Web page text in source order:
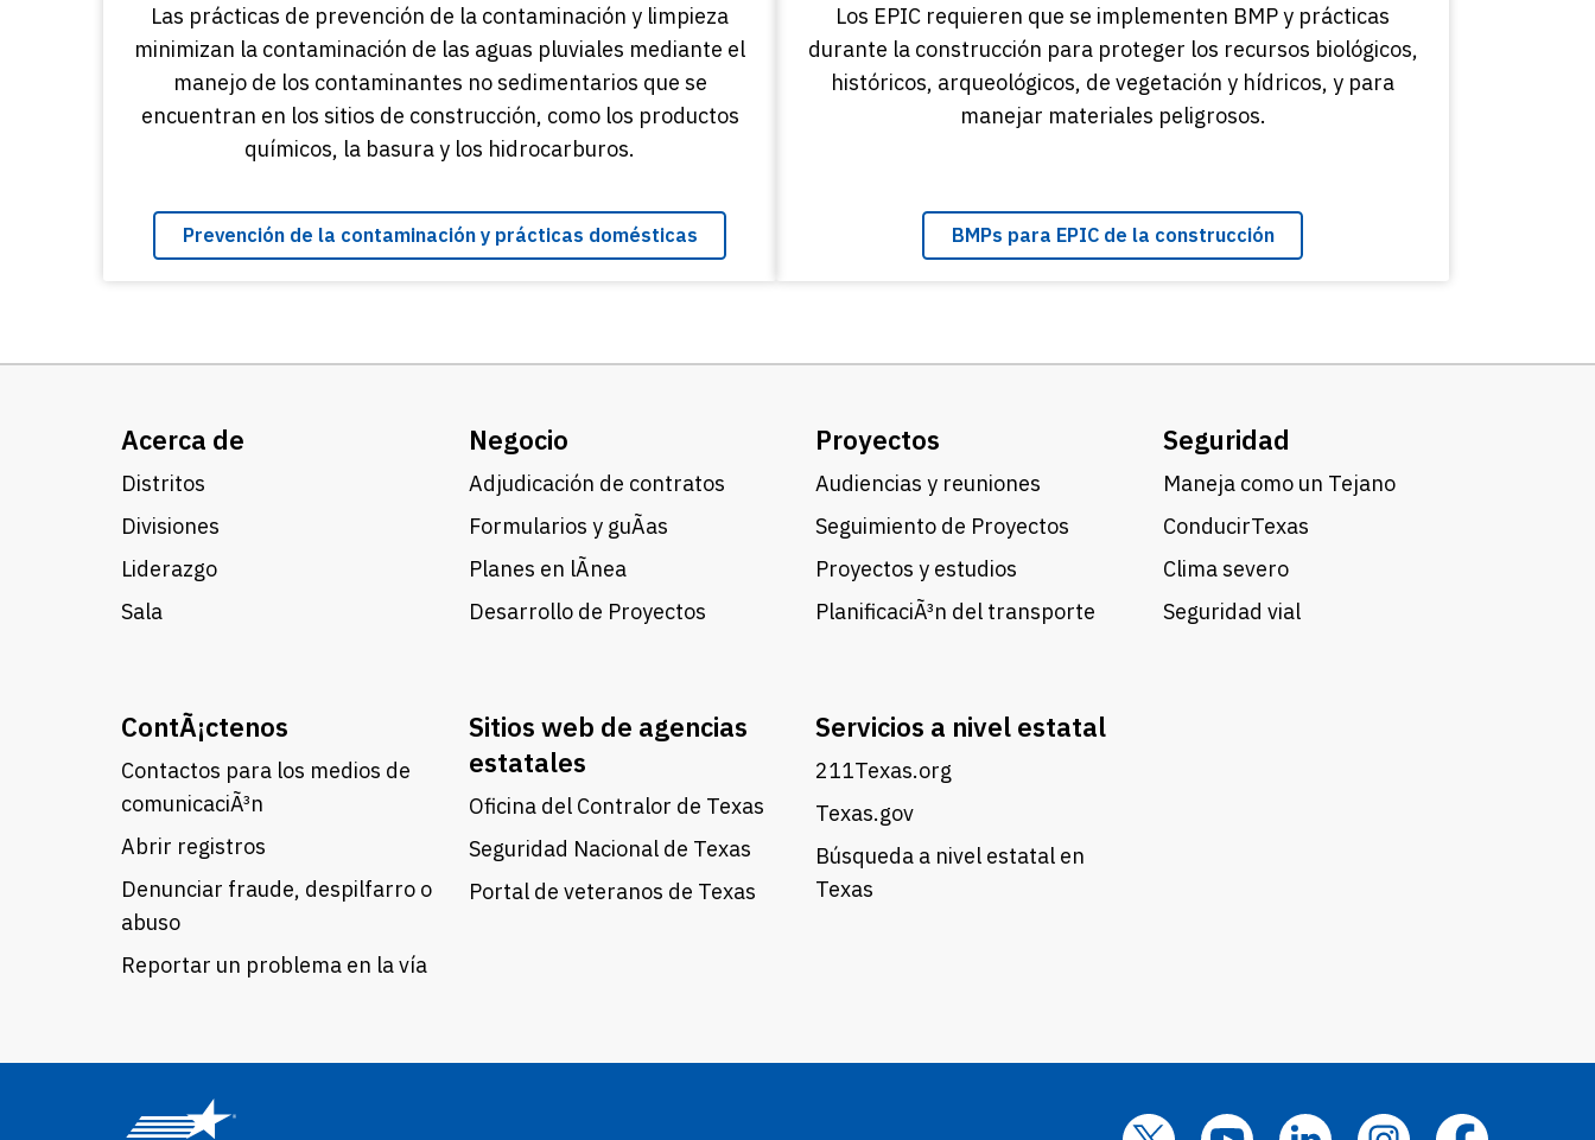
Las prácticas de prevención de la contaminación y limpieza
minimizan la contaminación de las aguas pluviales mediante el
manejo de los contaminantes no sedimentarios que se
encuentran en los sitios de construcción, como los productos
químicos, la basura y los hidrocarburos.
Prevención de la contaminación y prácticas domésticas
Los EPIC requieren que se implementen BMP y prácticas
durante la construcción para proteger los recursos biológicos,
históricos, arqueológicos, de vegetación y hídricos, y para
manejar materiales peligrosos.
BMPs para EPIC de la construcción
Acerca de
Distritos
Divisiones
Liderazgo
Sala
Negocio
Adjudicación de contratos
Formularios y guÃ­as
Planes en lÃ­nea
Desarrollo de Proyectos
Proyectos
Audiencias y reuniones
Seguimiento de Proyectos
Proyectos y estudios
PlanificaciÃ³n del transporte
Seguridad
Maneja como un Tejano
ConducirTexas
Clima severo
Seguridad vial
ContÃ¡ctenos
Contactos para los medios de
comunicaciÃ³n
Abrir registros
Denunciar fraude, despilfarro o
abuso
Reportar un problema en la vía
Sitios web de agencias
estatales
Oficina del Contralor de Texas
Seguridad Nacional de Texas
Portal de veteranos de Texas
Servicios a nivel estatal
211Texas.org
Texas.gov
Búsqueda a nivel estatal en
Texas